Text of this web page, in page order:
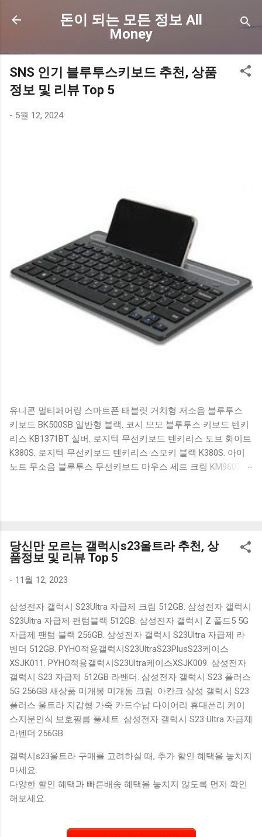
기본 콘텐츠로 건너뛰기
돈이 되는 모든 정보 All
Money
SNS 인기 블루투스키보드 추천, 상품
정보 및 리뷰 Top 5
- 5월 12, 2024
유니콘 멀티페어링 스마트폰 태블릿 거치형 저소음 블루투스
키보드 BK500SB 일반형 블랙. 코시 모모 블루투스 키보드 텐키
리스 KB1371BT 실버. 로지텍 무선키보드 텐키리스 도브 화이트
K380S. 로지텍 무선키보드 텐키리스 스모키 블랙 K380S. 아이
노트 무소음 블루투스 무선키보드 마우스 세트 크림 KM960RB
혜택을 놓치지 마세요. 다양한 할인 혜택과 빠른배송 혜택을 놓
치지 않도록 먼저 확인해보세요. 추가할인 확인하기 상품 하나
를 사더라도 종류도 많고, 가격도 다양해서 결정이 많이 어려우
많을 수 밖에 없습니다. 다양한 상품들을 상세스펙 과 가격 을
꼼꼼히 비교해서 구매하실 수 있도록 순위 추천 해드릴게요. 특
가상품 보러가기 추천상품 Best 유니콘 멀티페어링 스마트폰
태블릿 거치형 저소음 블루투스 키보드, BK-500SB, 일반형, 블
랙 유니콘 멀티페어링 스마트폰 태...
당신만 모르는 갤럭시s23울트라 추천, 상
품정보 및 리뷰 Top 5
- 11월 12, 2023
삼성전자 갤럭시 S23Ultra 자급제 크림 512GB. 삼성전자 갤럭시
S23Ultra 자급제 팬텀블랙 512GB. 삼성전자 갤럭시 Z 폴드5 5G
자급제 팬텀 블랙 256GB. 삼성전자 갤럭시 S23Ultra 자급제 라
벤더 512GB. PYHO적용갤럭시S23UltraS23PlusS23케이스
XSJK011. PYHO적용갤럭시S23Ultra케이스XSJK009. 삼성전자
갤럭시 S23 자급제 512GB 라벤더. 삼성전자 갤럭시 S23 플러스
5G 256GB 새상품 미개봉 미개통 크림. 아칸크 삼성 갤럭시 S23
플러스 울트라 지갑형 가죽 카드수납 다이어리 휴대폰리 케이
스지문인식 보호필름 풀세트. 삼성전자 갤럭시 S23 Ultra 자급제
라벤더 256GB
갤럭시s23울트라 구매를 고려하실 때, 추가 할인 혜택을 놓치지
마세요.
다양한 할인 혜택과 빠른배송 혜택을 놓치지 않도록 먼저 확인
해보세요.